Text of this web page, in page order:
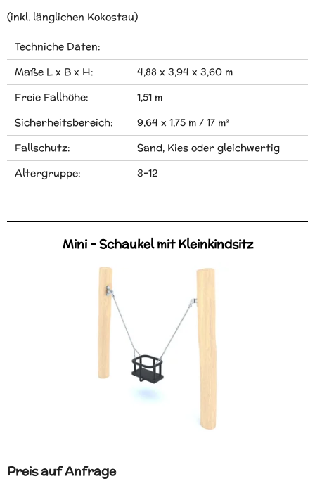
(inkl. länglichen Kokostau)
Techniche Daten:
Maße L x B x H:
4,88 x 3,94 x 3,60 m
Freie Fallhöhe:
1,51 m
Sicherheitsbereich:
9,64 x 1,75 m / 17 m²
Fallschutz:
Sand, Kies oder gleichwertig
Altergruppe:
3-12
Mini - Schaukel mit Kleinkindsitz
Preis auf Anfrage